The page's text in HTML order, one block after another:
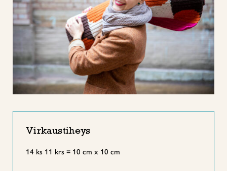
Virkaustiheys
14 ks 11 krs = 10 cm x 10 cm